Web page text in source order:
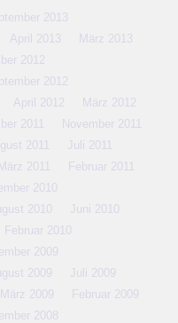
2013
April 2013
März 2013
2012
2012
April 2012
März 2012
2011
November 2011
2011
Juli 2011
2011
Februar 2011
2010
2010
Juni 2010
Februar 2010
2009
2009
Juli 2009
März 2009
Februar 2009
2008